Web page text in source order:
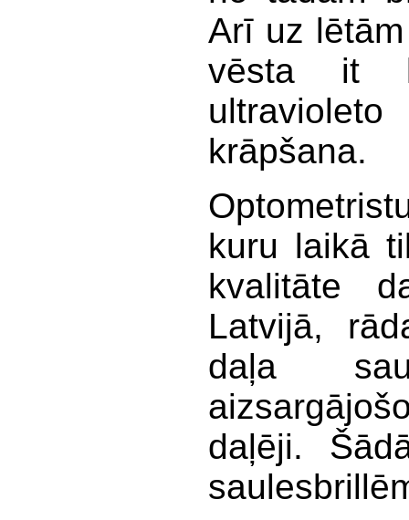
Arī uz
vēsta it
krāpšana.
kuru laikā
kvalitāte
Latvijā,
daļa
daļēji.